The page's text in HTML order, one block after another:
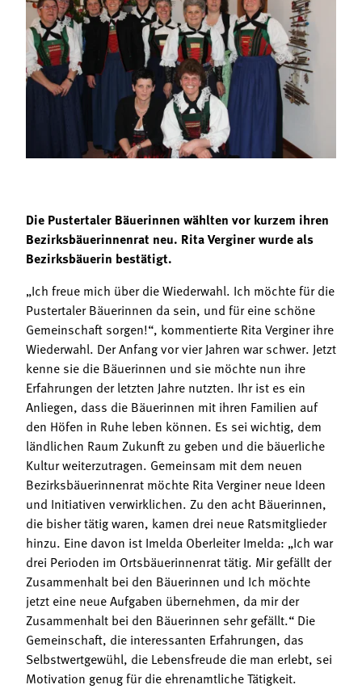
Mitgliedschaft
Landessekretariat
Bäuerliche Buffets
Hofgeschichten
Die Pustertaler Bäuerinnen wählten vor kurzem ihren
Bezirksbäuerinnenrat neu. Rita Verginer wurde als
Bezirksbäuerin bestätigt.
„Ich freue mich über die Wiederwahl. Ich möchte für die
Pustertaler Bäuerinnen da sein, und für eine schöne
Gemeinschaft sorgen!“, kommentierte Rita Verginer ihre
Wiederwahl. Der Anfang vor vier Jahren war schwer. Jetzt
kenne sie die Bäuerinnen und sie möchte nun ihre
Erfahrungen der letzten Jahre nutzten. Ihr ist es ein
Anliegen, dass die Bäuerinnen mit ihren Familien auf
den Höfen in Ruhe leben können. Es sei wichtig, dem
ländlichen Raum Zukunft zu geben und die bäuerliche
Kultur weiterzutragen. Gemeinsam mit dem neuen
Bezirksbäuerinnenrat möchte Rita Verginer neue Ideen
und Initiativen verwirklichen. Zu den acht Bäuerinnen,
die bisher tätig waren, kamen drei neue Ratsmitglieder
hinzu. Eine davon ist Imelda Oberleiter Imelda: „Ich war
drei Perioden im Ortsbäuerinnenrat tätig. Mir gefällt der
Zusammenhalt bei den Bäuerinnen und Ich möchte
jetzt eine neue Aufgaben übernehmen, da mir der
Zusammenhalt bei den Bäuerinnen sehr gefällt.“ Die
Gemeinschaft, die interessanten Erfahrungen, das
Selbstwertgewühl, die Lebensfreude die man erlebt, sei
Motivation genug für die ehrenamtliche Tätigkeit.